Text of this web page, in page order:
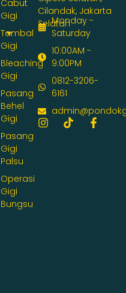
Cabut
Gigi
Tambal
Gigi
Bleaching
Gigi
Pasang
Behel
Gigi
Pasang
Gigi
Palsu
Operasi
Gigi
Bungsu
Cilandak, Jakarta
Selatan
Monday -
Saturday
10:00AM -
9:00PM
0812-3206-
6161